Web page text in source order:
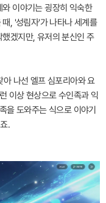
이야기는 굉장히 익숙한
, '성림자'가 나타나 세계를
겠지만, 유저의 분신인 주
나선 엘프 심포리아와 요
이상 현상으로 수인족과 익
을 도와주는 식으로 이야기
.